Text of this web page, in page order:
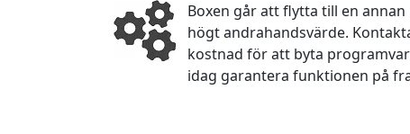
Boxen går att flytta till en
högt andrahandsvärde.
kostnad för att byta
idag garantera funktionen på